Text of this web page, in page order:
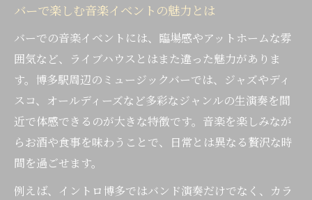
バーで楽しむ音楽イベントの魅力とは
バーでの音楽イベントには、臨場感やアットホームな雰
囲気など、ライブハウスとはまた違った魅力がありま
す。博多駅周辺のミュージックバーでは、ジャズやディ
スコ、オールディーズなど多彩なジャンルの生演奏を間
近で体感できるのが大きな特徴です。音楽を楽しみなが
らお酒や食事を味わうことで、日常とは異なる贅沢な時
間を過ごせます。
例えば、イントロ博多ではバンド演奏だけでなく、カラ